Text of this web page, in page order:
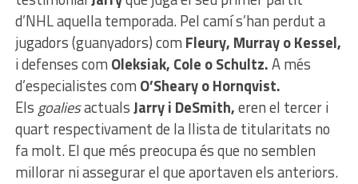
d’NHL aquella temporada. Pel camí s’han perdut a
jugadors (guanyadors) com Fleury, Murray o Kessel,
i defenses com Oleksiak, Cole o Schultz.A més
d’especialistes com O’Sheary o Hornqvist.
Els goaliesactualsJarry i DeSmith,eren el tercer i
quart respectivament de la llista de titularitats no
fa molt. El que més preocupa és que no semblen
millorar ni assegurar el que aportaven els anteriors.